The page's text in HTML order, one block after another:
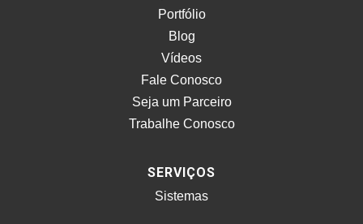
Portfólio
Blog
Vídeos
Fale Conosco
Seja um Parceiro
Trabalhe Conosco
SERVIÇOS
Sistemas